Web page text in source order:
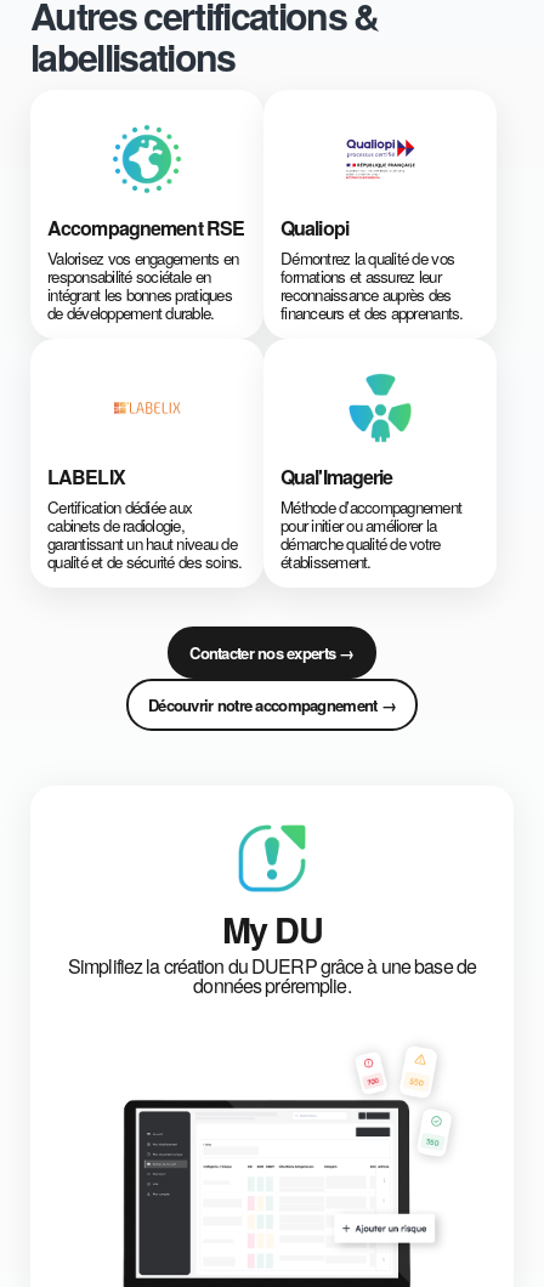
Autres certifications &
labellisations
Accompagnement RSE
Valorisez vos engagements en
responsabilité sociétale en
intégrant les bonnes pratiques
de développement durable.
Qualiopi
Démontrez la qualité de vos
formations et assurez leur
reconnaissance auprès des
financeurs et des apprenants.
LABELIX
Certification dédiée aux
cabinets de radiologie,
garantissant un haut niveau de
qualité et de sécurité des soins.
Qual'Imagerie
Méthode d’accompagnement
pour initier ou améliorer la
démarche qualité de votre
établissement.
Contacter nos experts →
Découvrir notre accompagnement →
My DU
Simplifiez la création du DUERP grâce à une base de
données préremplie.